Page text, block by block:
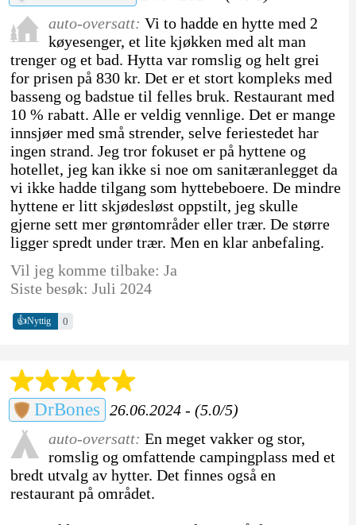
auto-oversatt: Vi to hadde en hytte med 2
køyesenger, et lite kjøkken med alt man
trenger og et bad. Hytta var romslig og helt grei
for prisen på 830 kr. Det er et stort kompleks med
basseng og badstue til felles bruk. Restaurant med
10 % rabatt. Alle er veldig vennlige. Det er mange
innsjøer med små strender, selve feriestedet har
ingen strand. Jeg tror fokuset er på hyttene og
hotellet, jeg kan ikke si noe om sanitæranlegget da
vi ikke hadde tilgang som hyttebeboere. De mindre
hyttene er litt skjødesløst oppstilt, jeg skulle
gjerne sett mer grøntområder eller trær. De større
ligger spredt under trær. Men en klar anbefaling.
Vil jeg komme tilbake: Ja
Siste besøk: Juli 2024
👍Nyttig 0
DrBones 26.06.2024 - (5.0/5)
auto-oversatt: En meget vakker og stor,
romslig og omfattende campingplass med et
bredt utvalg av hytter. Det finnes også en
restaurant på området.